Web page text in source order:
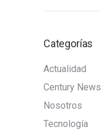
Categorías
Actualidad
Century News
Nosotros
Tecnología